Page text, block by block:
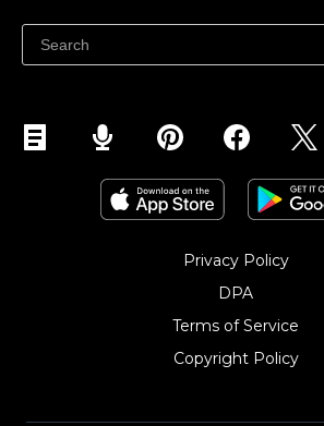
Jualan di Facebook
Privacy Policy
DPA
Terms of Service
Copyright Policy‎